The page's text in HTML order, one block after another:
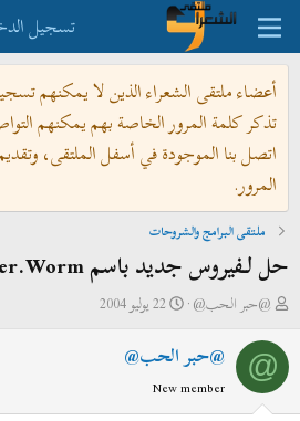
تسجيل
أعضاء ملتقى الشعراء الذين لا يمكنهم
تذكر كلمة المرور الخاصة بهم يمكنهم
اتصل بنا الموجودة في أسفل الملتقى،
المرور.
ملتقى البرامج والشروحات
حل لـفيروس جديد باسم W32.Sasser.Worm(ساسر)
ب
د
ئ
@حبر الحب@
ت
ر
22 يوليو 2004
@ @حبر الحب@
New member